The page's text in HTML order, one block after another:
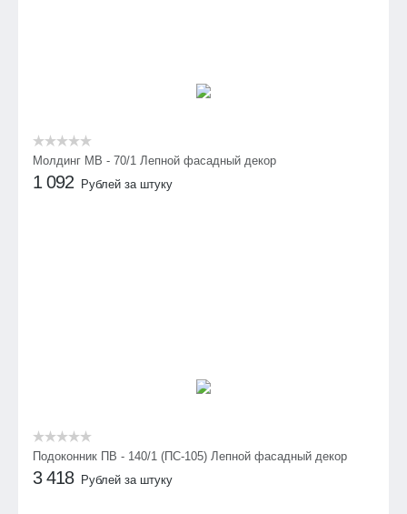
Молдинг МВ - 70/1 Лепной фасадный декор
1 092 Рублей за штуку
Подоконник ПВ - 140/1 (ПС-105) Лепной фасадный декор
3 418 Рублей за штуку